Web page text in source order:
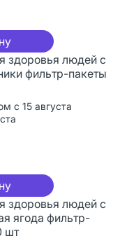
здоровья людей с
фильтр-пакеты
с 15 августа
здоровья людей с
ягода фильтр-
шт